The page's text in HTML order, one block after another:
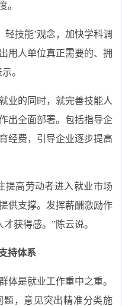
。
轻技能’观念，加快学科调
用人单位真正需要的、拥
。
业的同时，就完善技能人
出全面部署。包括指导企
经费，引导企业逐步提高
提高劳动者进入就业市场
供支撑。发挥薪酬激励作
获得感。”陈云说。
持体系
体是就业工作重中之重。
，意见突出精准分类施